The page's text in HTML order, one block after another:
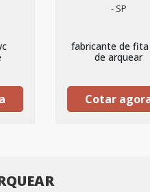
- SP
fabricante de
de arquear
Cotar